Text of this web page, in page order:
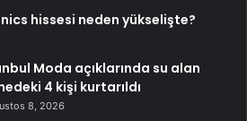
hissesi neden yükselişte?
Moda açıklarında su alan
4 kişi kurtarıldı
8, 2026